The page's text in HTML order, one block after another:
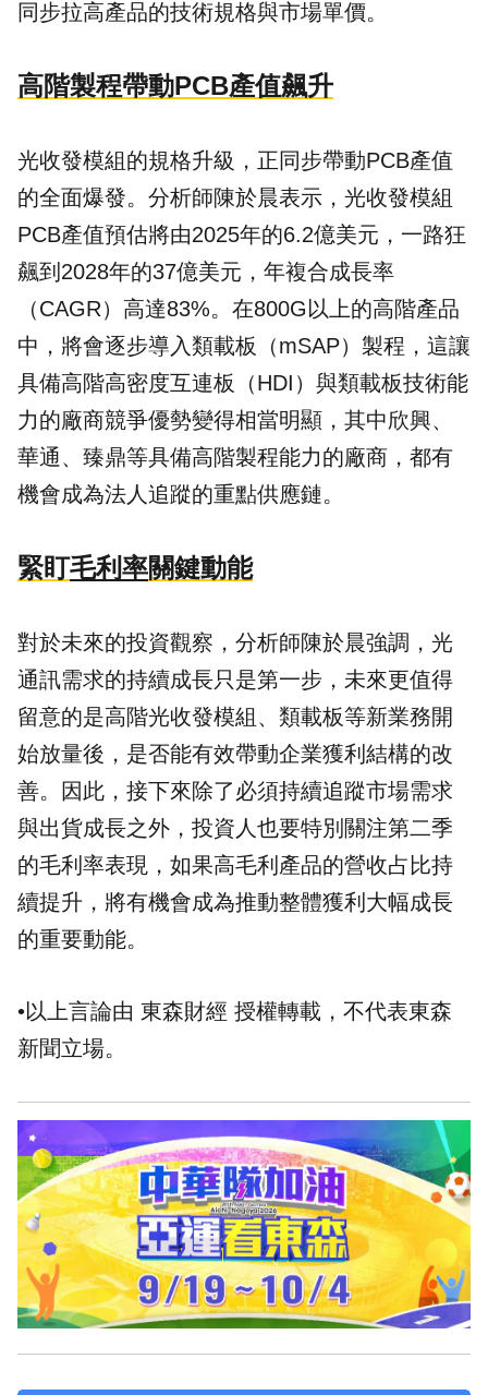
同步拉高產品的技術規格與市場單價。
高階製程帶動PCB產值飆升
光收發模組的規格升級，正同步帶動PCB產值
的全面爆發。分析師陳於晨表示，光收發模組
PCB產值預估將由2025年的6.2億美元，一路狂
飆到2028年的37億美元，年複合成長率
（CAGR）高達83%。在800G以上的高階產品
中，將會逐步導入類載板（mSAP）製程，這讓
具備高階高密度互連板（HDI）與類載板技術能
力的廠商競爭優勢變得相當明顯，其中欣興、
華通、臻鼎等具備高階製程能力的廠商，都有
機會成為法人追蹤的重點供應鏈。
緊盯毛利率關鍵動能
對於未來的投資觀察，分析師陳於晨強調，光
通訊需求的持續成長只是第一步，未來更值得
留意的是高階光收發模組、類載板等新業務開
始放量後，是否能有效帶動企業獲利結構的改
善。因此，接下來除了必須持續追蹤市場需求
與出貨成長之外，投資人也要特別關注第二季
的毛利率表現，如果高毛利產品的營收占比持
續提升，將有機會成為推動整體獲利大幅成長
的重要動能。
•以上言論由 東森財經 授權轉載，不代表東森
新聞立場。